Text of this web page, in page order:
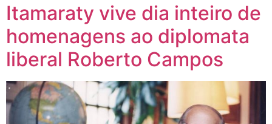
Itamaraty vive dia inteiro de
homenagens ao diplomata
liberal Roberto Campos